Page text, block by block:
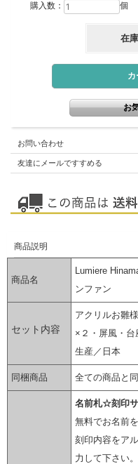
購入数： 個
在庫
お問い合わせ
友達にメールですすめる
商品説明
商品名
Lumiere
ンファン
セット内容
アクリルお雛
×２・屏風・
生産／日本
同梱商品 全ての商品と
名前札☆刻印
無料でお名前
刻印内容をア
力して下さい。